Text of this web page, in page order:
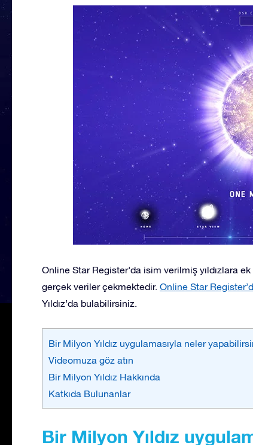
Online Star Register’da isim verilmiş yıldızlara
gerçek veriler çekmektedir. Online Star
Yıldız’da bulabilirsiniz.
Bir Milyon Yıldız uygulamasıyla neler
Videomuza göz atın
Bir Milyon Yıldız Hakkında
Katkıda Bulunanlar
Bir Milyon Yıldız